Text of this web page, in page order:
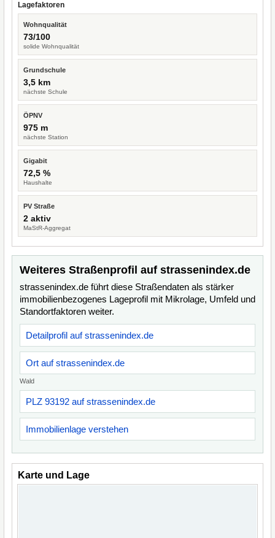
Lagefaktoren
Wohnqualität
73/100
solide Wohnqualität
Grundschule
3,5 km
nächste Schule
ÖPNV
975 m
nächste Station
Gigabit
72,5 %
Haushalte
PV Straße
2 aktiv
MaStR-Aggregat
Weiteres Straßenprofil auf strassenindex.de
strassenindex.de führt diese Straßendaten als stärker
immobilienbezogenes Lageprofil mit Mikrolage, Umfeld und
Standortfaktoren weiter.
Detailprofil auf strassenindex.de
Ort auf strassenindex.de
Wald
PLZ 93192 auf strassenindex.de
Immobilienlage verstehen
Karte und Lage